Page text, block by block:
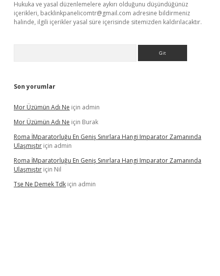
Hukuka ve yasal düzenlemelere aykırı olduğunu düşündüğünüz
içerikleri, backlinkpanelicomtr@gmail.com adresine bildirmeniz
halinde, ilgili içerikler yasal süre içerisinde sitemizden kaldırılacaktır.
Son yorumlar
Mor Üzümün Adı Ne için admin
Mor Üzümün Adı Ne için Burak
Roma İMparatorluğu En Geniş Sınırlara Hangi Imparator Zamanında
Ulaşmıştır için admin
Roma İMparatorluğu En Geniş Sınırlara Hangi Imparator Zamanında
Ulaşmıştır için Nil
Tse Ne Demek Tdk için admin